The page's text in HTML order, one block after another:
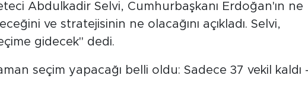
Abdulkadir Selvi, Cumhurbaşkanı Erdoğan'ın ne
ve stratejisinin ne olacağını açıkladı. Selvi,
gidecek" dedi.